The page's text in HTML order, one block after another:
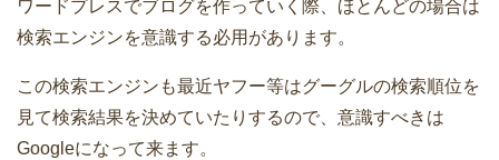
ワードプレスでブログを作っていく際、ほとんどの場合は
検索エンジンを意識する必用があります。
この検索エンジンも最近ヤフー等はグーグルの検索順位を
見て検索結果を決めていたりするので、意識すべきは
Googleになって来ます。